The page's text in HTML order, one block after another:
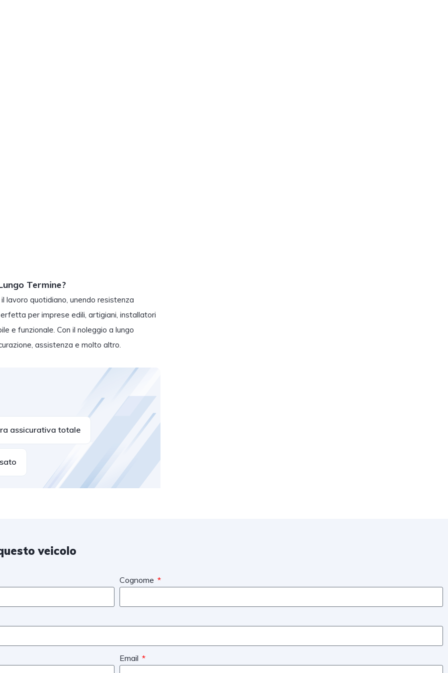
Termine?
quotidiano, unendo resistenza
per imprese edili, artigiani, installatori
e funzionale. Con il noleggio a lungo
assistenza e molto altro.
assicurativa totale
veicolo
Cognome
Email